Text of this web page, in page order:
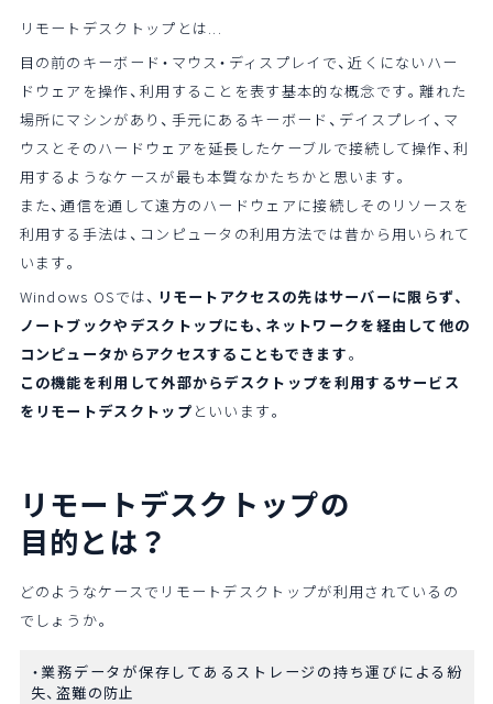
リモートデスクトップとは...
目の前のキーボード・マウス・ディスプレイで、近くにないハー
ドウェアを操作、利用することを表す基本的な概念です。離れた
場所にマシンがあり、手元にあるキーボード、デイスプレイ、マ
ウスとそのハードウェアを延長したケーブルで接続して操作、利
用するようなケースが最も本質なかたちかと思います。
また、通信を通して遠方のハードウェアに接続しそのリソースを
利用する手法は、コンピュータの利用方法では昔から用いられて
います。
Windows OSでは、 リモートアクセスの先はサーバーに限らず、
ノートブックやデスクトップにも、ネットワークを経由して他の
コンピュータからアクセスすることもできます。
この機能を利用して外部からデスクトップを利用するサービス
をリモートデスクトップ といいます。
リモートデスクトップの
目的とは？
どのようなケースでリモートデスクトップが利用されているの
でしょうか。
業務データが保存してあるストレージの持ち運びによる紛
失、盗難の防止